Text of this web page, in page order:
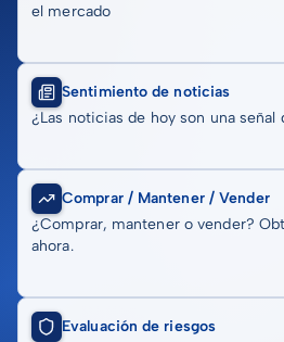
el mercado
Sentimiento de noticias
¿Las noticias de hoy son una señal
Comprar / Mantener / Vender
¿Comprar, mantener o vender?
ahora.
Evaluación de riesgos